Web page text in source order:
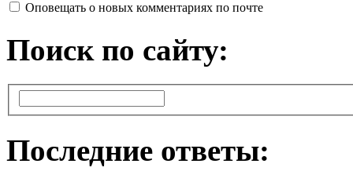
Оповещать о новых комментариях по почте
Поиск по сайту:
Последние ответы: